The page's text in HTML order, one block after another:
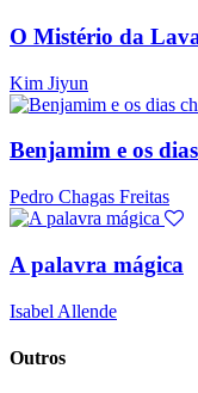
O Mistério da
Kim Jiyun
Benjamim e os
Pedro Chagas Freitas
A palavra mágica
Isabel Allende
Outros